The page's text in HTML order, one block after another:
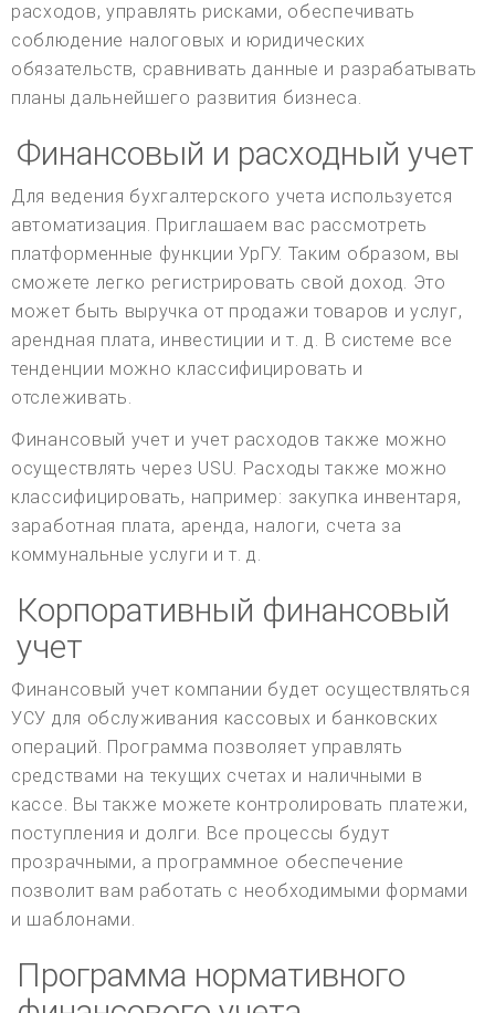
расходов, управлять рисками, обеспечивать
соблюдение налоговых и юридических
обязательств, сравнивать данные и разрабатывать
планы дальнейшего развития бизнеса.
Финансовый и расходный учет
Для ведения бухгалтерского учета используется
автоматизация. Приглашаем вас рассмотреть
платформенные функции УрГУ. Таким образом, вы
сможете легко регистрировать свой доход. Это
может быть выручка от продажи товаров и услуг,
арендная плата, инвестиции и т. д. В системе все
тенденции можно классифицировать и
отслеживать.
Финансовый учет и учет расходов также можно
осуществлять через USU. Расходы также можно
классифицировать, например: закупка инвентаря,
заработная плата, аренда, налоги, счета за
коммунальные услуги и т. д.
Корпоративный финансовый
учет
Финансовый учет компании будет осуществляться
УСУ для обслуживания кассовых и банковских
операций. Программа позволяет управлять
средствами на текущих счетах и наличными в
кассе. Вы также можете контролировать платежи,
поступления и долги. Все процессы будут
прозрачными, а программное обеспечение
позволит вам работать с необходимыми формами
и шаблонами.
Программа нормативного